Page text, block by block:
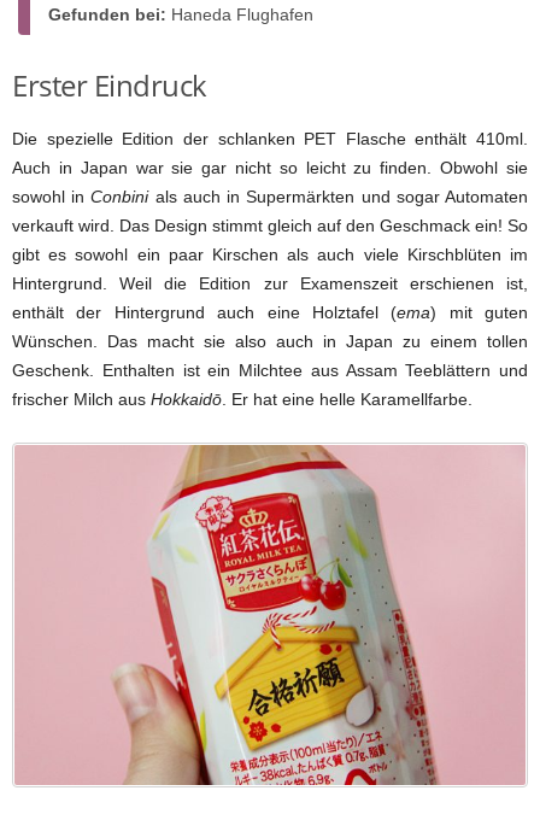
Gefunden bei: Haneda Flughafen
Erster Eindruck
Die spezielle Edition der schlanken PET Flasche enthält 410ml.
Auch in Japan war sie gar nicht so leicht zu finden. Obwohl sie
sowohl inConbinials auch in Supermärkten und sogar Automaten
verkauft wird. Das Design stimmt gleich auf den Geschmack ein! So
gibt es sowohl ein paar Kirschen als auch viele Kirschblüten im
Hintergrund. Weil die Edition zur Examenszeit erschienen ist,
enthält der Hintergrund auch eine Holztafel (ema) mit guten
Wünschen. Das macht sie also auch in Japan zu einem tollen
Geschenk. Enthalten ist ein Milchtee aus Assam Teeblättern und
frischer Milch aus Hokkaidō . Er hat eine helle Karamellfarbe.